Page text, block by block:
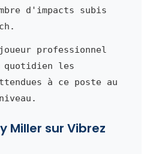
d'impacts subis
professionnel
quotidien les
à ce poste au
Miller sur Vibrez